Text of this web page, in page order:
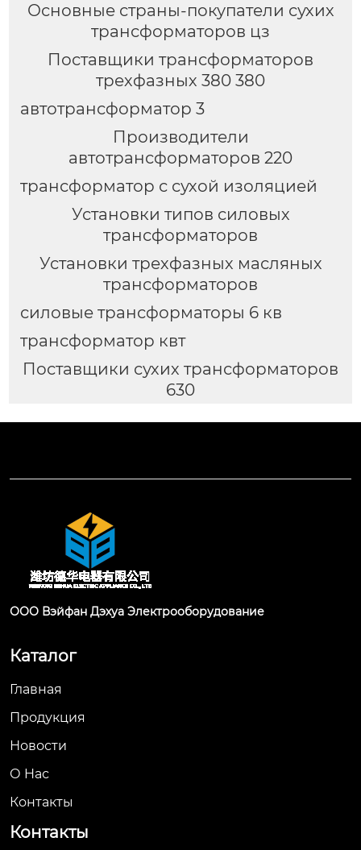
Основные страны-покупатели сухих
трансформаторов цз
Поставщики трансформаторов
трехфазных 380 380
автотрансформатор 3
Производители
автотрансформаторов 220
трансформатор с сухой изоляцией
Установки типов силовых
трансформаторов
Установки трехфазных масляных
трансформаторов
силовые трансформаторы 6 кв
трансформатор квт
Поставщики сухих трансформаторов
630
ООО Вэйфан Дэхуа Электрооборудование
Каталог
Главная
Продукция
Новости
О Hас
Контакты
Контакты